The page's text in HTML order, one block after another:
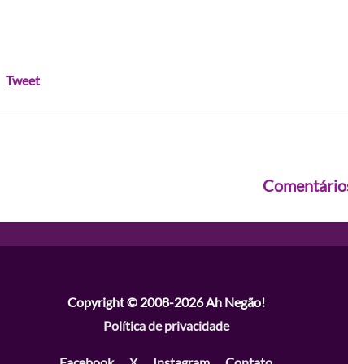
Tweet
Copyright © 2008-2026Ah Negão!
Política de privacidade